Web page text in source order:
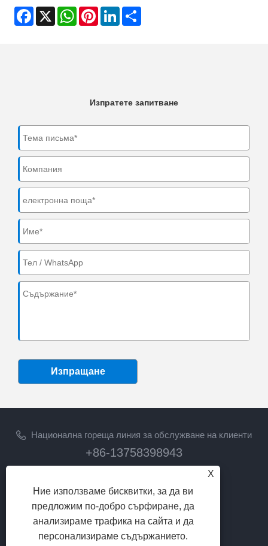
Facebook
X WhatsAppPinterestLinkedIn
Изпратете запитване
Изпращане
Национална гореща линия за обслужване на клиенти
+86-13758398943
lilyz@junmetal.com
junmetal.hardware.ltd@gmail.com
ПОСЛЕДВАЙ НИ
X
Ние използваме бисквитки, за да ви
предложим по-добро сърфиране, да
анализираме трафика на сайта и да
персонализираме съдържанието.